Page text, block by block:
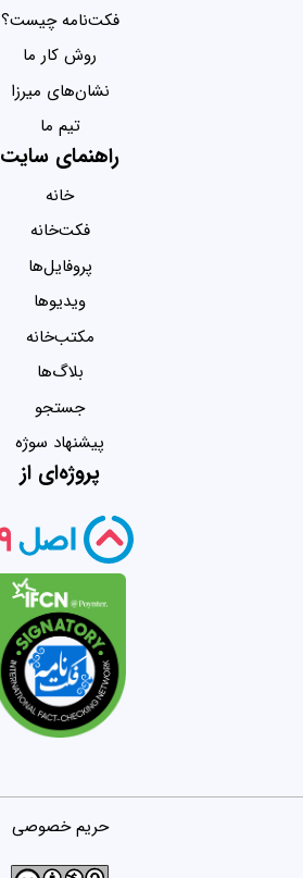
فکت‌نامه چیست؟
روش کار ما
نشان‌های میرزا
تیم ما
راهنمای سایت
خانه
فکت‌خانه
پروفایل‌ها
ویدیو‌ها
مکتب‌خانه
بلاگ‌ها
جستجو
پیشنهاد سوژه
پروژه‌ای از
حریم خصوصی